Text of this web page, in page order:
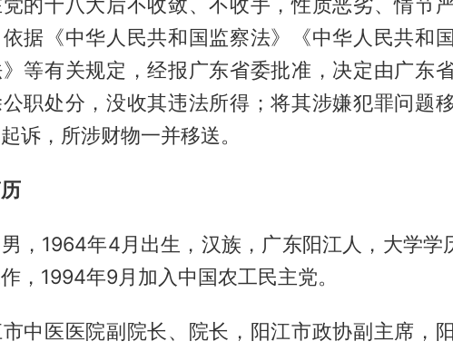
的十八大后不收敛、不收手，性质恶劣、情节
据《中华人民共和国监察法》《中华人民共和
等有关规定，经报广东省委批准，决定由广东
职处分，没收其违法所得；将其涉嫌犯罪问题
诉，所涉财物一并移送。
，1964年4月出生，汉族，广东阳江人，大学学
，1994年9月加入中国农工民主党。
中医医院副院长、院长，阳江市政协副主席，